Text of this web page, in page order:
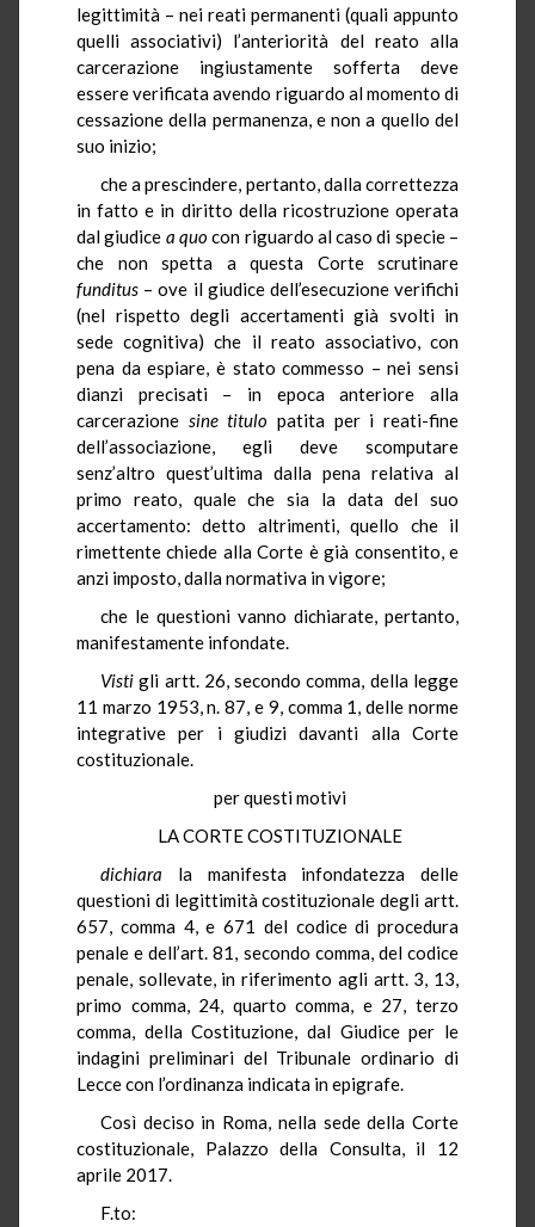
legittimità – nei reati permanenti (quali appunto
quelli associativi) l’anteriorità del reato alla
carcerazione ingiustamente sofferta deve
essere verificata avendo riguardo al momento di
cessazione della permanenza, e non a quello del
suo inizio;
che a prescindere, pertanto, dalla correttezza
in fatto e in diritto della ricostruzione operata
dal giudice a quocon riguardo al caso di specie –
che non spetta a questa Corte scrutinare
funditus – ove il giudice dell’esecuzione verifichi
(nel rispetto degli accertamenti già svolti in
sede cognitiva) che il reato associativo, con
pena da espiare, è stato commesso – nei sensi
dianzi precisati – in epoca anteriore alla
carcerazione sine titulopatita per i reati-fine
dell’associazione, egli deve scomputare
senz’altro quest’ultima dalla pena relativa al
primo reato, quale che sia la data del suo
accertamento: detto altrimenti, quello che il
rimettente chiede alla Corte è già consentito, e
anzi imposto, dalla normativa in vigore;
che le questioni vanno dichiarate, pertanto,
manifestamente infondate.
Visti gli artt. 26, secondo comma, della legge
11 marzo 1953, n. 87, e 9, comma 1, delle norme
integrative per i giudizi davanti alla Corte
costituzionale.
per questi motivi
LA CORTE COSTITUZIONALE
dichiara la manifesta infondatezza delle
questioni di legittimità costituzionale degli artt.
657, comma 4, e 671 del codice di procedura
penale e dell’art. 81, secondo comma, del codice
penale, sollevate, in riferimento agli artt. 3, 13,
primo comma, 24, quarto comma, e 27, terzo
comma, della Costituzione, dal Giudice per le
indagini preliminari del Tribunale ordinario di
Lecce con l’ordinanza indicata in epigrafe.
Così deciso in Roma, nella sede della Corte
costituzionale, Palazzo della Consulta, il 12
aprile 2017.
F.to: